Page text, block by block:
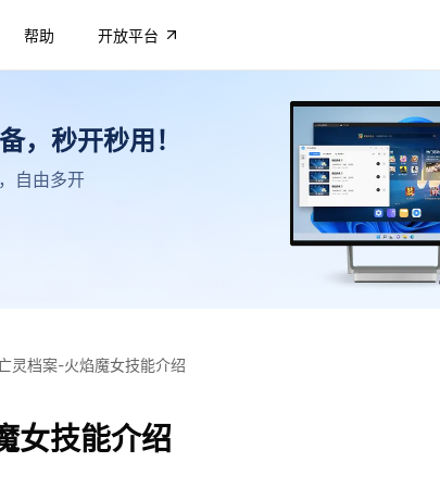
帮助 开放平台
，秒开秒用！
自由多开
灵档案-火焰魔女技能介绍
女技能介绍